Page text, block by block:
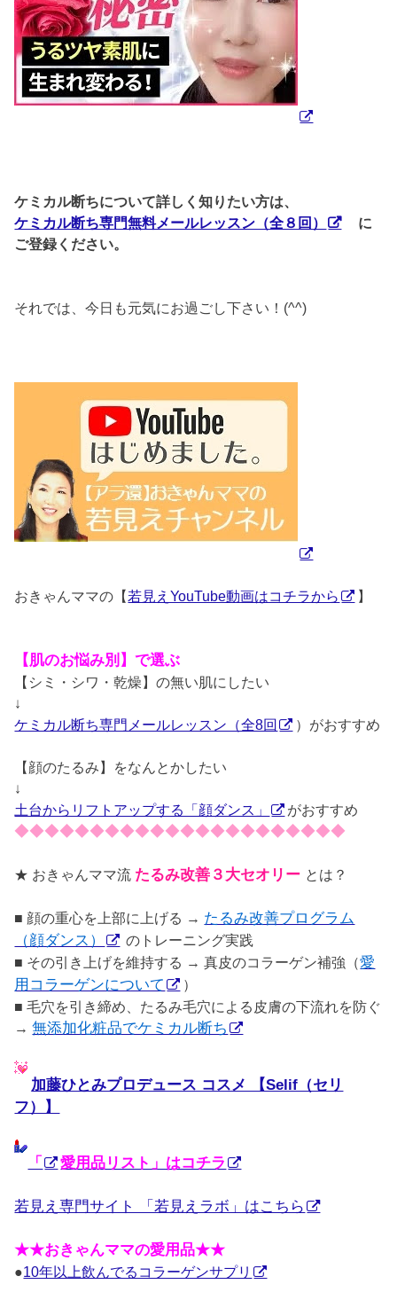
ケミカル断ちについて詳しく知りたい方は、
ケミカル断ち専門無料メールレッスン（全８回）
に
ご登録ください。
それでは、今日も元気にお過ごし下さい！(^^)
おきゃんママの【若見えYouTube動画はコチラから 】
【肌のお悩み別】で選ぶ
【シミ・シワ・乾燥】の無い肌にしたい
↓
ケミカル断ち専門メールレッスン（全8回
）がおすすめ
【顔のたるみ】をなんとかしたい
↓
土台からリフトアップする「顔ダンス」
がおすすめ
◆◆◆◆◆◆◆◆◆◆◆◆◆◆◆◆◆◆◆◆◆◆
★ おきゃんママ流 たるみ改善３大セオリー とは？
■ 顔の重心を上部に上げる → たるみ改善プログラム
（顔ダンス）
のトレーニング実践
■ その引き上げを維持する → 真皮のコラーゲン補強（愛
用コラーゲンについて
）
■ 毛穴を引き締め、たるみ毛穴による皮膚の下流れを防ぐ
→無添加化粧品でケミカル断ち
加藤ひとみプロデュース コスメ 【Selif（セリ
フ）】
「 愛用品リスト」はコチラ
若見え専門サイト 「若見えラボ」はこちら
★★おきゃんママの愛用品★★
●10年以上飲んでるコラーゲンサプリ